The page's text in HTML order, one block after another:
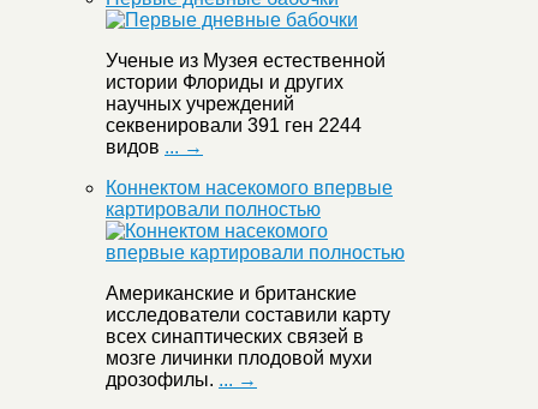
Ученые из Музея естественной
истории Флориды и других
научных учреждений
секвенировали 391 ген 2244
видов ... →
Коннектом насекомого впервые
картировали полностью
Американские и британские
исследователи составили карту
всех синаптических связей в
мозге личинки плодовой мухи
дрозофилы. ... →